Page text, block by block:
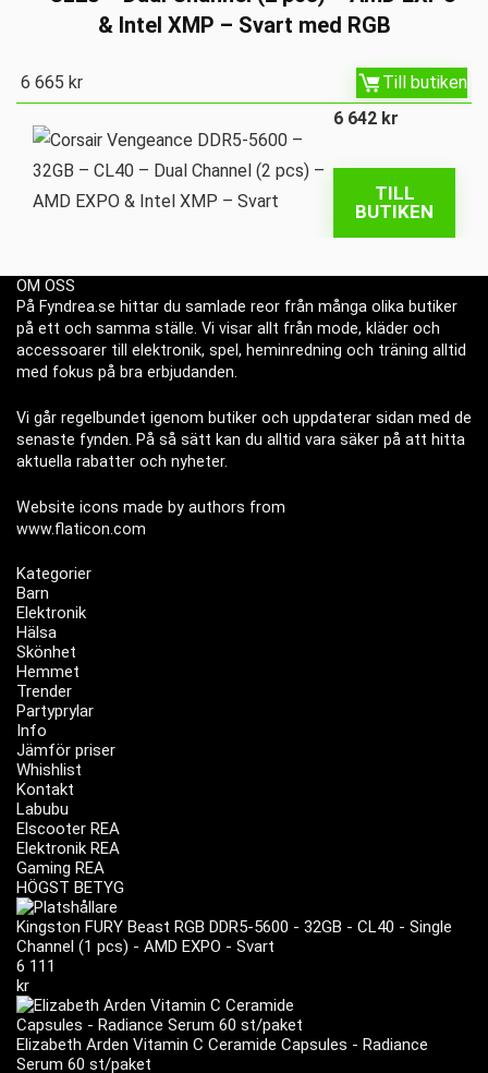
& Intel XMP – Svart med RGB
6 665kr
Till butiken
6 642 kr
TILL
BUTIKEN
OM OSS
På Fyndrea.se hittar du samlade reor från många olika butiker
på ett och samma ställe. Vi visar allt från mode, kläder och
accessoarer till elektronik, spel, heminredning och träning alltid
med fokus på bra erbjudanden.
Vi går regelbundet igenom butiker och uppdaterar sidan med de
senaste fynden. På så sätt kan du alltid vara säker på att hitta
aktuella rabatter och nyheter.
Website icons made by authors from
www.flaticon.com
Kategorier
Barn
Elektronik
Hälsa
Skönhet
Hemmet
Trender
Partyprylar
Info
Jämför priser
Whishlist
Kontakt
Labubu
Elscooter REA
Elektronik REA
Gaming REA
HÖGST BETYG
Kingston FURY Beast RGB DDR5-5600 - 32GB - CL40 - Single
Channel (1 pcs) - AMD EXPO - Svart
6 111
kr
Elizabeth Arden Vitamin C Ceramide Capsules - Radiance
Serum 60 st/paket